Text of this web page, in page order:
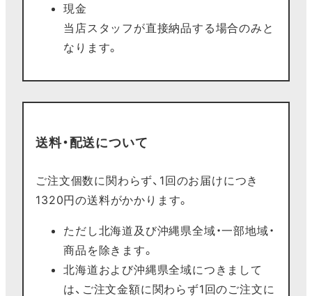
現金
当店スタッフが直接納品する場合のみと
なります。
送料・配送について
ご注文個数に関わらず、1回のお届けにつき
1320円の送料がかかります。
ただし北海道及び沖縄県全域・一部地域・
商品を除きます。
北海道および沖縄県全域につきまして
は、ご注文金額に関わらず1回のご注文に